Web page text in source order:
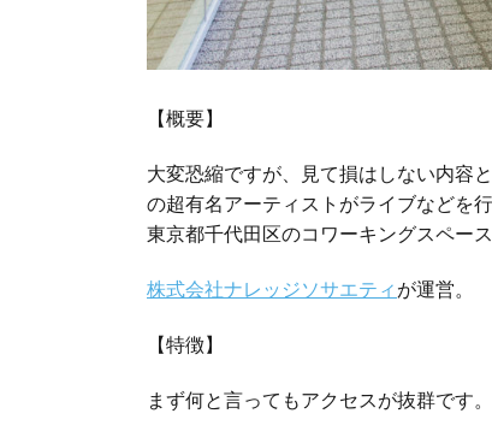
【概要】
大変恐縮ですが、見て損はしない内容
の超有名アーティストがライブなどを
東京都千代田区のコワーキングスペース
株式会社ナレッジソサエティ が運営。
【特徴】
まず何と言ってもアクセスが抜群です。